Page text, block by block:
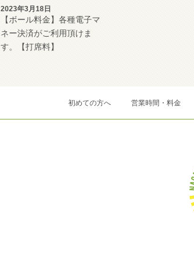
2023年3月18日
【ボール料金】各種電子マ
ネー決済がご利用頂けま
す。【打席料】
初めての方へ 営業時間・料金